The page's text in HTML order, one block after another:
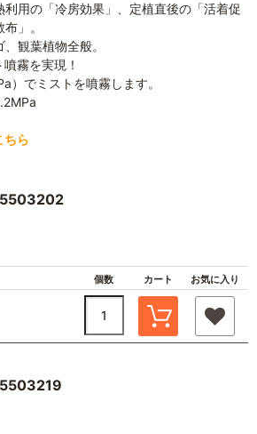
利用の「冷房効果」、定植直後の「活着促
」。
観葉植物全般。
霧を実現！
でミストを噴霧します。
ちら
個数 カート お気に入り